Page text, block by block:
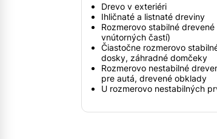
Drevo v exteriéri
Ihličnaté a listnaté dreviny
Rozmerovo stabilné
vnútorných častí)
Čiastočne rozmerovo
dosky, záhradné domčeky
Rozmerovo nestabilné
pre autá, drevené obklady
U rozmerovo nestabilných